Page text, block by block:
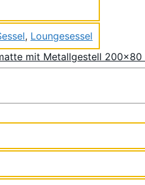
, Loungesessel
mit Metallgestell